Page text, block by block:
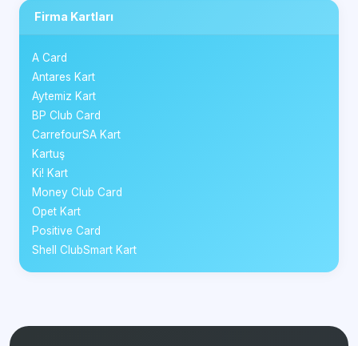
Firma Kartları
A Card
Antares Kart
Aytemiz Kart
BP Club Card
CarrefourSA Kart
Kartuş
Ki! Kart
Money Club Card
Opet Kart
Positive Card
Shell ClubSmart Kart